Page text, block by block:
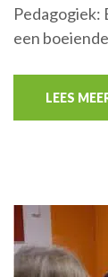
Pedagogiek:
een
LEES